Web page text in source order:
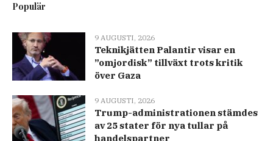
Populär
9 AUGUSTI, 2026
Teknikjätten Palantir visar en
”omjordisk” tillväxt trots kritik
över Gaza
9 AUGUSTI, 2026
Trump-administrationen stämdes
av 25 stater för nya tullar på
handelspartner